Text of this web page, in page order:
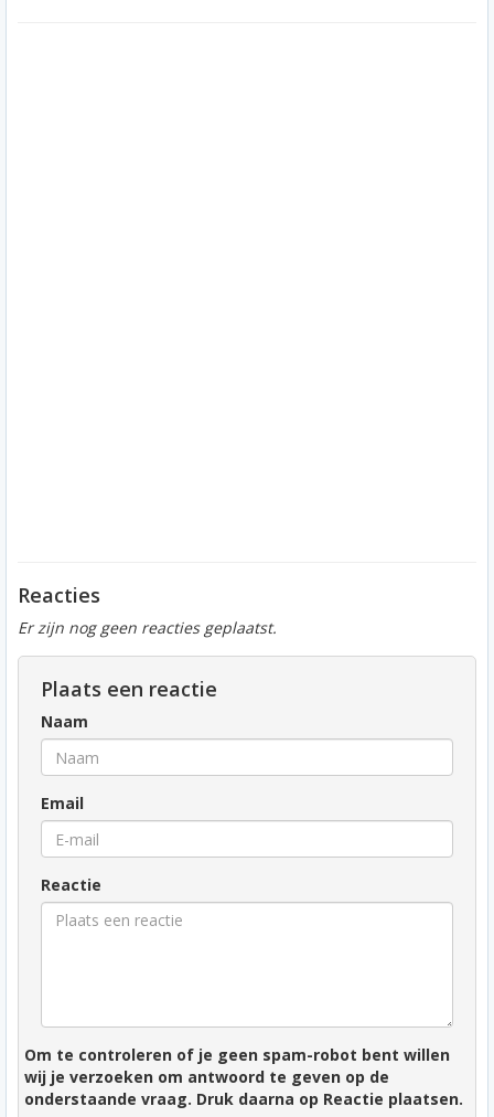
Reacties
Er zijn nog geen reacties geplaatst.
Plaats een reactie
Naam
Email
Reactie
Om te controleren of je geen spam-robot bent willen
wij je verzoeken om antwoord te geven op de
onderstaande vraag. Druk daarna op Reactie plaatsen.